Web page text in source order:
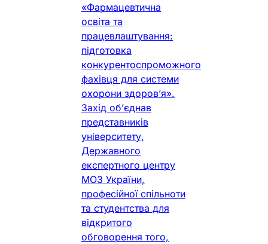
«Фармацевтична
освіта та
працевлаштування:
підготовка
конкурентоспроможного
фахівця для системи
охорони здоров’я».
Захід об’єднав
представників
університету,
Державного
експертного центру
МОЗ України,
професійної спільноти
та студентства для
відкритого
обговорення того,